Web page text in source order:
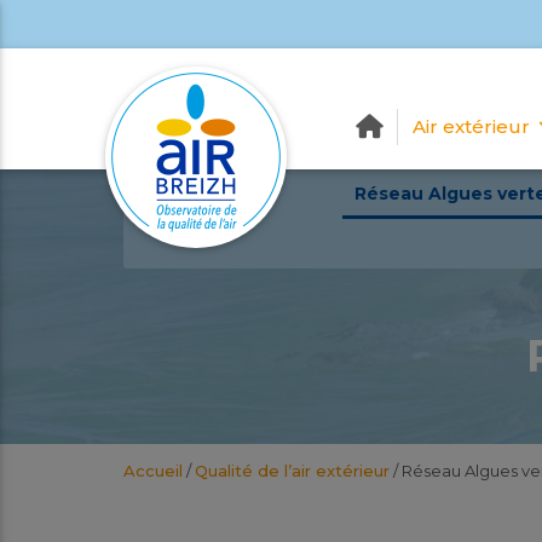
Air extérieur
Réseau Algues
Accueil /Qualité de l’air extérieur/Réseau Algues